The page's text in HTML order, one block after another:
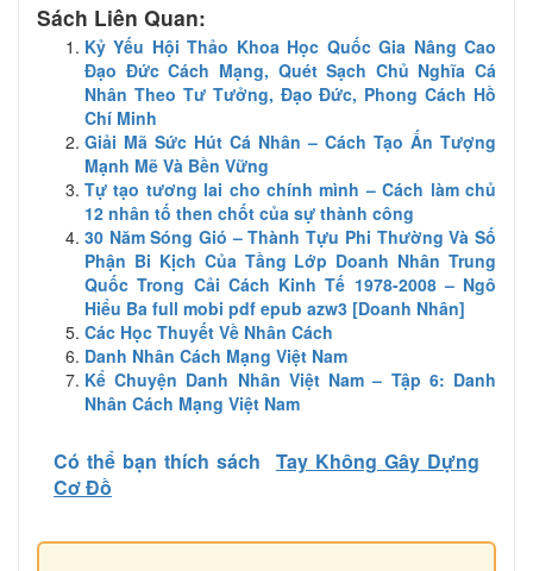
Sách Liên Quan:
Kỷ Yếu Hội Thảo Khoa Học Quốc Gia Nâng Cao
Đạo Đức Cách Mạng, Quét Sạch Chủ Nghĩa Cá
Nhân Theo Tư Tưởng, Đạo Đức, Phong Cách Hồ
Chí Minh
Giải Mã Sức Hút Cá Nhân – Cách Tạo Ấn Tượng
Mạnh Mẽ Và Bền Vững
Tự tạo tương lai cho chính mình – Cách làm chủ
12 nhân tố then chốt của sự thành công
30 Năm Sóng Gió – Thành Tựu Phi Thường Và Số
Phận Bi Kịch Của Tầng Lớp Doanh Nhân Trung
Quốc Trong Cải Cách Kinh Tế 1978-2008 – Ngô
Hiểu Ba full mobi pdf epub azw3 [Doanh Nhân]
Các Học Thuyết Về Nhân Cách
Danh Nhân Cách Mạng Việt Nam
Kể Chuyện Danh Nhân Việt Nam – Tập 6: Danh
Nhân Cách Mạng Việt Nam
Có thể bạn thích sách
Tay Không Gây Dựng
Cơ Đồ